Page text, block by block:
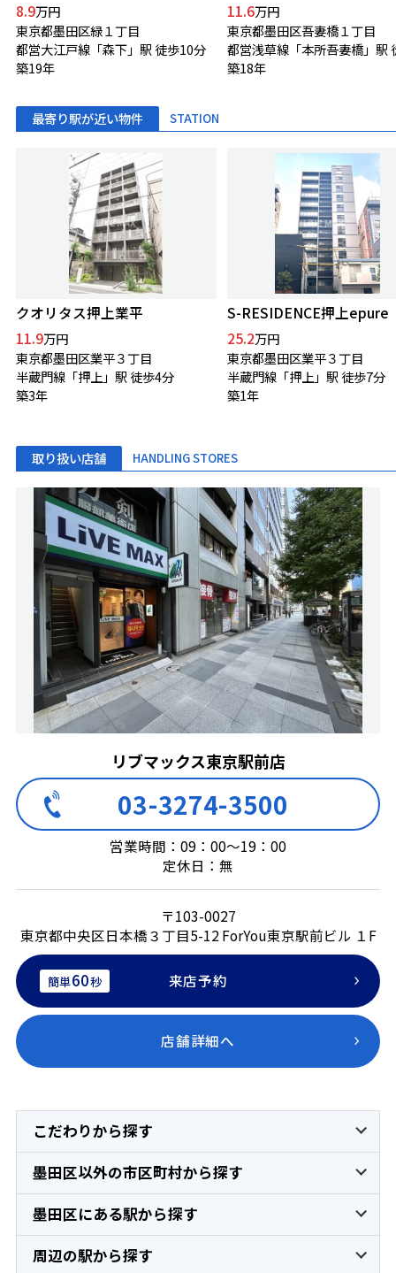
8.9万円
東京都墨田区緑１丁目
都営大江戸線「森下」駅 徒歩10分
築19年
11.6万円
東京都墨田区吾妻橋１丁目
築18年
最寄り駅が近い物件 STATION
クオリタス押上業平
11.9万円
東京都墨田区業平３丁目
半蔵門線「押上」駅 徒歩4分
築3年
S-RESIDENCE押上epure
25.2万円
東京都墨田区業平３丁目
半蔵門線「押上」駅 徒歩7分
築1年
取り扱い店舗 HANDLING STORES
リブマックス東京駅前店
03-3274-3500
営業時間：09：00～19：00
定休日：無
〒103-0027
東京都中央区日本橋３丁目5-12 ForYou東京駅前ビル １F
簡単60秒 来店予約
店舗詳細へ
こだわりから探す
墨田区以外の市区町村から探す
墨田区にある駅から探す
周辺の駅から探す